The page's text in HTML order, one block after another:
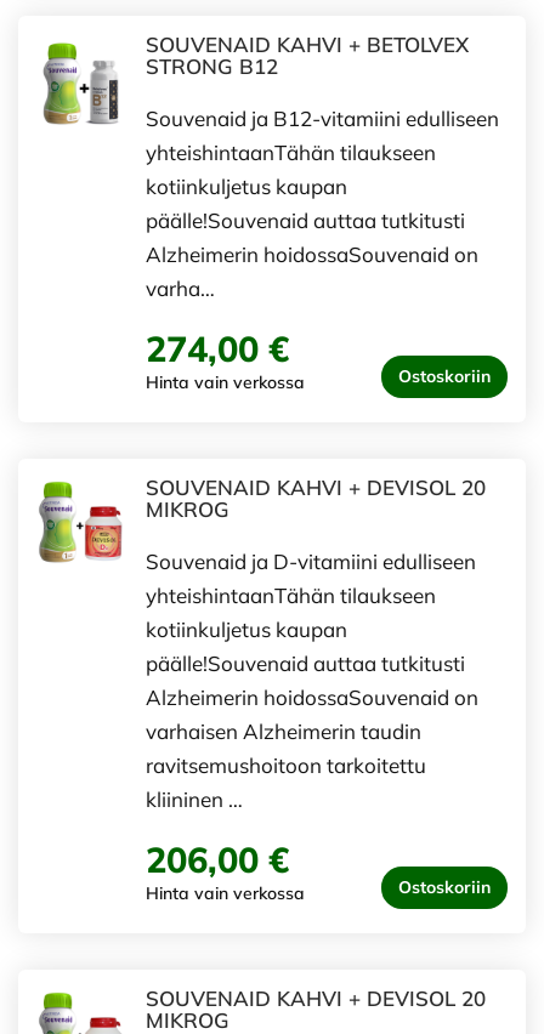
SOUVENAID KAHVI + BETOLVEX
STRONG B12
Souvenaid ja B12-vitamiini edulliseen
yhteishintaanTähän tilaukseen
kotiinkuljetus kaupan
päälle!Souvenaid auttaa tutkitusti
Alzheimerin hoidossaSouvenaid on
varha…
274,00 €
Hinta vain verkossa Ostoskoriin
SOUVENAID KAHVI + DEVISOL 20
MIKROG
Souvenaid ja D-vitamiini edulliseen
yhteishintaanTähän tilaukseen
kotiinkuljetus kaupan
päälle!Souvenaid auttaa tutkitusti
Alzheimerin hoidossaSouvenaid on
varhaisen Alzheimerin taudin
ravitsemushoitoon tarkoitettu
kliininen …
206,00 €
Hinta vain verkossa Ostoskoriin
SOUVENAID KAHVI + DEVISOL 20
MIKROG